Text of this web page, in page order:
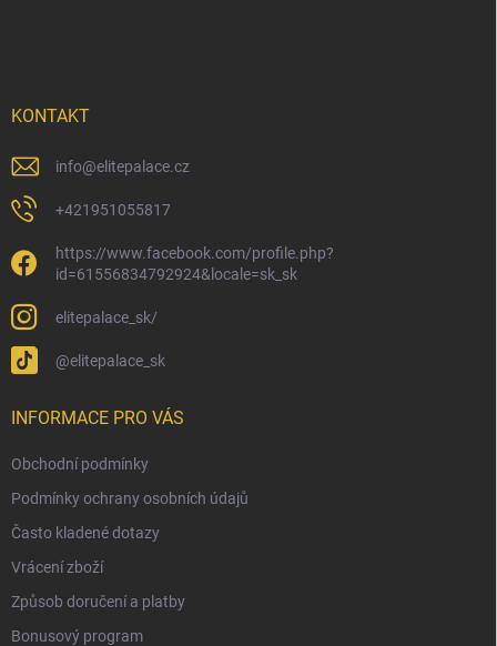
KONTAKT
info@elitepalace.cz
+421951055817
https://www.facebook.com/profile.php?
id=61556834792924&locale=sk_sk
elitepalace_sk/
@elitepalace_sk
INFORMACE PRO VÁS
Obchodní podmínky
Podmínky ochrany osobních údajů
Často kladené dotazy
Vrácení zboží
Způsob doručení a platby
Bonusový program